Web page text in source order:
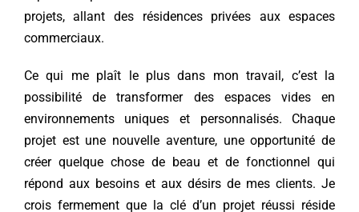
projets, allant des résidences privées aux espaces
commerciaux.
Ce qui me plaît le plus dans mon travail, c’est la
possibilité de transformer des espaces vides en
environnements uniques et personnalisés. Chaque
projet est une nouvelle aventure, une opportunité de
créer quelque chose de beau et de fonctionnel qui
répond aux besoins et aux désirs de mes clients. Je
crois fermement que la clé d’un projet réussi réside